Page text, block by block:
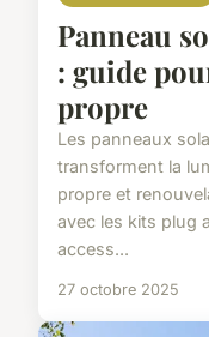
Panneau
: guide
propre
Les panneaux
transforment la
propre et
avec les kits plug
access...
27 octobre 2025